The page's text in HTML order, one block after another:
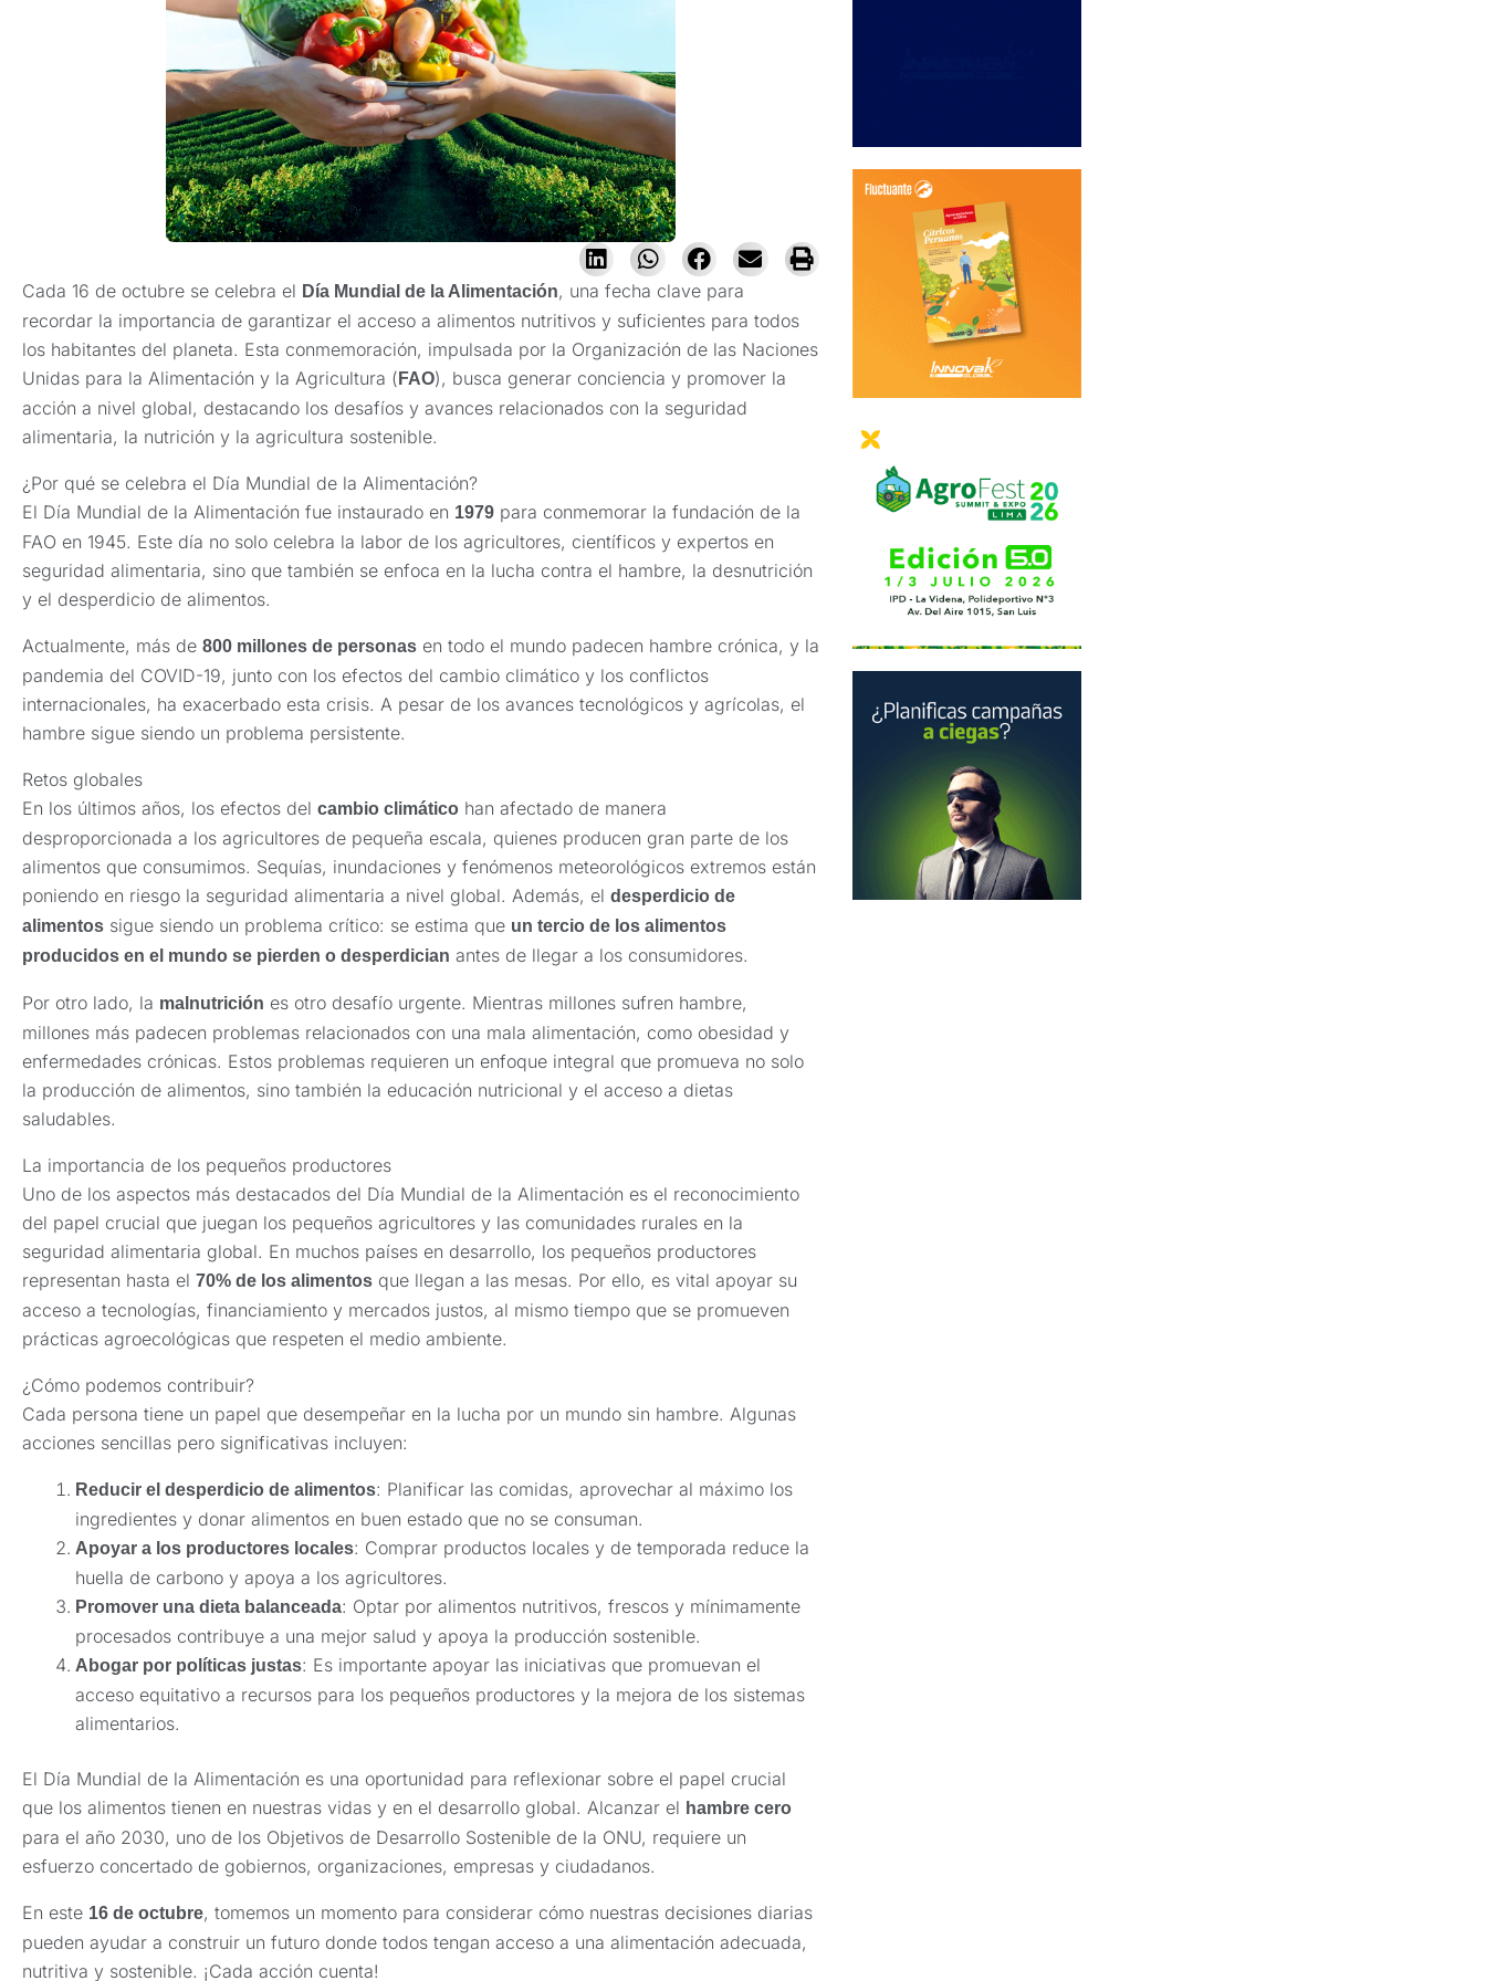
Cada 16 de octubre se celebra el Día Mundial de la Alimentación, una fecha clave para
recordar la importancia de garantizar el acceso a alimentos nutritivos y suficientes para todos
los habitantes del planeta. Esta conmemoración, impulsada por la Organización de las Naciones
Unidas para la Alimentación y la Agricultura ( FAO), busca generar conciencia y promover la
acción a nivel global, destacando los desafíos y avances relacionados con la seguridad
alimentaria, la nutrición y la agricultura sostenible.
¿Por qué se celebra el Día Mundial de la Alimentación?
El Día Mundial de la Alimentación fue instaurado en 1979 para conmemorar la fundación de la
FAO en 1945. Este día no solo celebra la labor de los agricultores, científicos y expertos en
seguridad alimentaria, sino que también se enfoca en la lucha contra el hambre, la desnutrición
y el desperdicio de alimentos.
Actualmente, más de 800 millones de personas en todo el mundo padecen hambre crónica, y la
pandemia del COVID-19, junto con los efectos del cambio climático y los conflictos
internacionales, ha exacerbado esta crisis. A pesar de los avances tecnológicos y agrícolas, el
hambre sigue siendo un problema persistente.
Retos globales
En los últimos años, los efectos del cambio climático han afectado de manera
desproporcionada a los agricultores de pequeña escala, quienes producen gran parte de los
alimentos que consumimos. Sequías, inundaciones y fenómenos meteorológicos extremos están
poniendo en riesgo la seguridad alimentaria a nivel global. Además, el desperdicio de
alimentos sigue siendo un problema crítico: se estima que un tercio de los alimentos
producidos en el mundo se pierden o desperdician antes de llegar a los consumidores.
Por otro lado, la malnutrición es otro desafío urgente. Mientras millones sufren hambre,
millones más padecen problemas relacionados con una mala alimentación, como obesidad y
enfermedades crónicas. Estos problemas requieren un enfoque integral que promueva no solo
la producción de alimentos, sino también la educación nutricional y el acceso a dietas
saludables.
La importancia de los pequeños productores
Uno de los aspectos más destacados del Día Mundial de la Alimentación es el reconocimiento
del papel crucial que juegan los pequeños agricultores y las comunidades rurales en la
seguridad alimentaria global. En muchos países en desarrollo, los pequeños productores
representan hasta el 70% de los alimentos que llegan a las mesas. Por ello, es vital apoyar su
acceso a tecnologías, financiamiento y mercados justos, al mismo tiempo que se promueven
prácticas agroecológicas que respeten el medio ambiente.
¿Cómo podemos contribuir?
Cada persona tiene un papel que desempeñar en la lucha por un mundo sin hambre. Algunas
acciones sencillas pero significativas incluyen:
Reducir el desperdicio de alimentos: Planificar las comidas, aprovechar al máximo los
ingredientes y donar alimentos en buen estado que no se consuman.
Apoyar a los productores locales: Comprar productos locales y de temporada reduce la
huella de carbono y apoya a los agricultores.
Promover una dieta balanceada: Optar por alimentos nutritivos, frescos y mínimamente
procesados contribuye a una mejor salud y apoya la producción sostenible.
Abogar por políticas justas: Es importante apoyar las iniciativas que promuevan el
acceso equitativo a recursos para los pequeños productores y la mejora de los sistemas
alimentarios.
El Día Mundial de la Alimentación es una oportunidad para reflexionar sobre el papel crucial
que los alimentos tienen en nuestras vidas y en el desarrollo global. Alcanzar el hambre cero
para el año 2030, uno de los Objetivos de Desarrollo Sostenible de la ONU, requiere un
esfuerzo concertado de gobiernos, organizaciones, empresas y ciudadanos.
En este 16 de octubre, tomemos un momento para considerar cómo nuestras decisiones diarias
pueden ayudar a construir un futuro donde todos tengan acceso a una alimentación adecuada,
nutritiva y sostenible. ¡Cada acción cuenta!